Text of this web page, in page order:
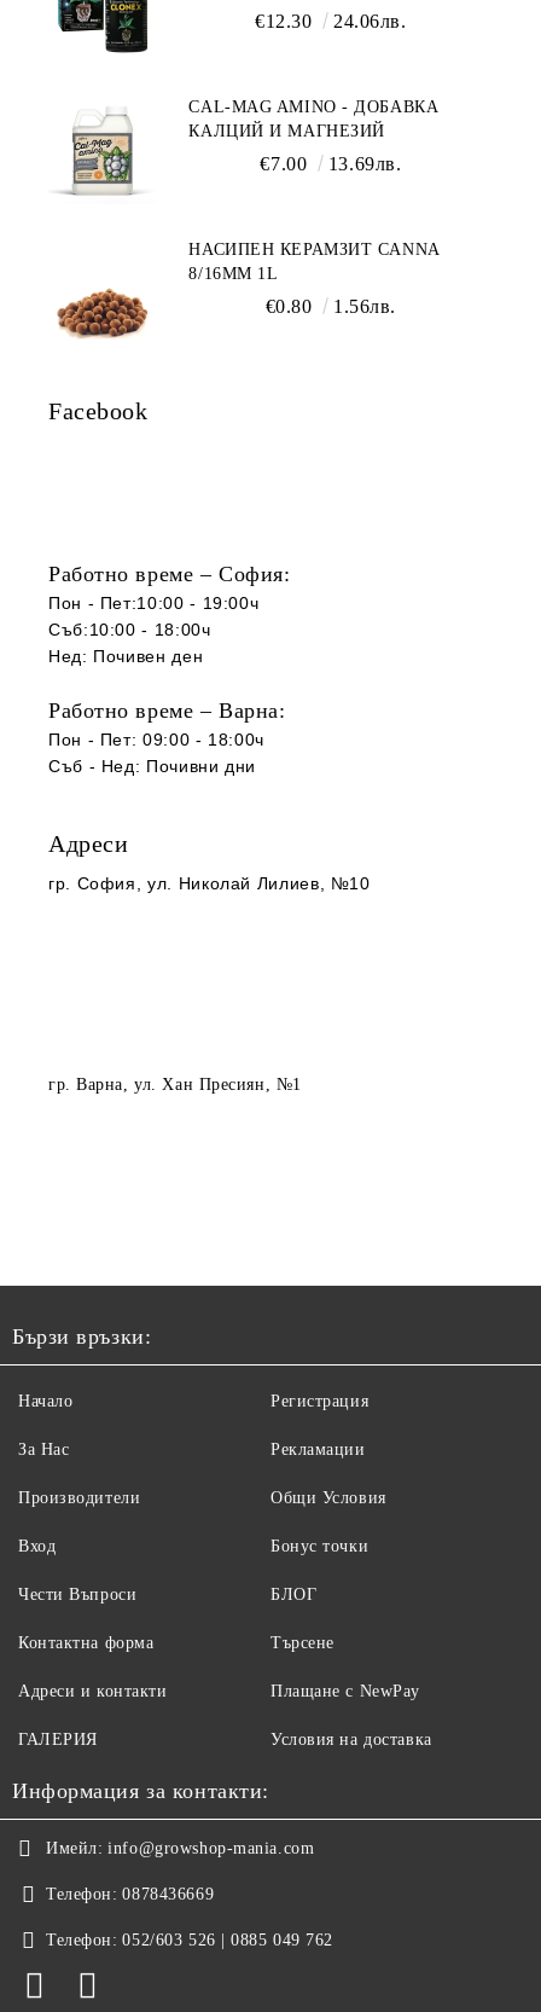
€12.30 24.06лв.
CAL-MAG AMINO - ДОБАВКА
КАЛЦИЙ И МАГНЕЗИЙ
€7.00 13.69лв.
НАСИПЕН КЕРАМЗИТ CANNA
8/16ММ 1L
€0.80 1.56лв.
Facebook
Работно време – София:
Пон - Пет:10:00 - 19:00ч
Съб:10:00 - 18:00ч
Нед: Почивен ден
Работно време – Варна:
Пон - Пет: 09:00 - 18:00ч
Съб - Нед: Почивни дни
Адреси
гр. София , ул. Николай Лилиев, №10
гр. Варна, ул. Хан Пресиян, №1
Бързи връзки:
Начало
За Нас
Производители
Вход
Регистрация
Рекламации
Общи Условия
Бонус точки
Чести Въпроси
Контактна форма
Адреси и контакти
ГАЛЕРИЯ
БЛОГ
Търсене
Плащане с NewPay
Условия на доставка
Информация за контакти:
Имейл: info@growshop-mania.com
Телефон: 0878436669
Телефон: 052/603 526 | 0885 049 762